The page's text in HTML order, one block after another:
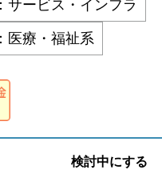
サービス・インフラ
医療・福祉系
検討中にする